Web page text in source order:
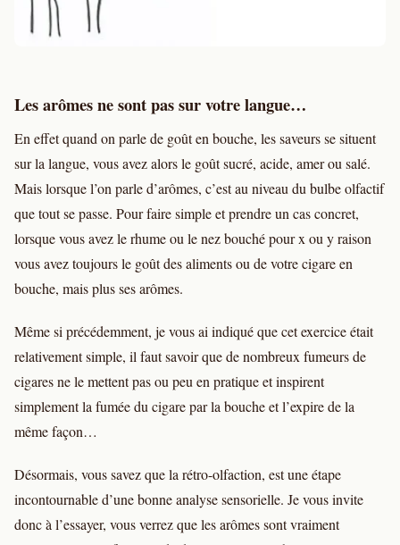
Les arômes ne sont pas sur votre langue…
En effet quand on parle de goût en bouche, les saveurs se situent
sur la langue, vous avez alors le goût sucré, acide, amer ou salé.
Mais lorsque l’on parle d’arômes, c’est au niveau du bulbe olfactif
que tout se passe. Pour faire simple et prendre un cas concret,
lorsque vous avez le rhume ou le nez bouché pour x ou y raison
vous avez toujours le goût des aliments ou de votre cigare en
bouche, mais plus ses arômes.
Même si précédemment, je vous ai indiqué que cet exercice était
relativement simple, il faut savoir que de nombreux fumeurs de
cigares ne le mettent pas ou peu en pratique et inspirent
simplement la fumée du cigare par la bouche et l’expire de la
même façon…
Désormais, vous savez que la rétro-olfaction, est une étape
incontournable d’une bonne analyse sensorielle. Je vous invite
donc à l’essayer, vous verrez que les arômes sont vraiment